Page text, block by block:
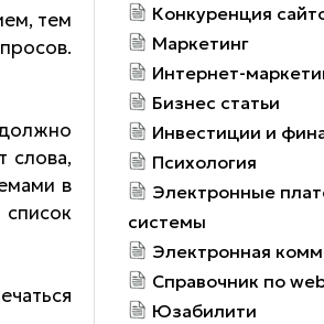
тем
слова,
в
Конкуренция
Маркетинг
Интернет-
Бизнес статьи
Инвестиции и
Психология
Электронные
системы
Электронная
Справочник по
Юзабилити